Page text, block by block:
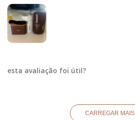
esta avaliação foi útil?
CARREGAR MAIS